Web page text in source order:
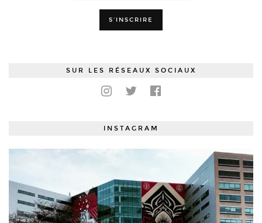
SUR LES RÉSEAUX SOCIAUX
INSTAGRAM